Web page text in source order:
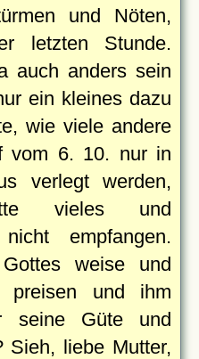
und Nöten,
letzten Stunde.
auch anders sein
ein kleines dazu
wie viele andere
vom 6. 10. nur in
verlegt werden,
vieles und
empfangen.
weise und
preisen und ihm
seine Güte und
Sieh, liebe Mutter,